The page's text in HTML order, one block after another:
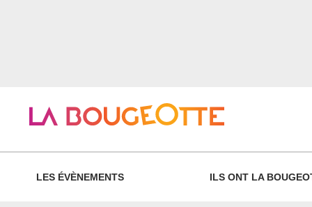
LES ÉVÈNEMENTS ILS ONT LA